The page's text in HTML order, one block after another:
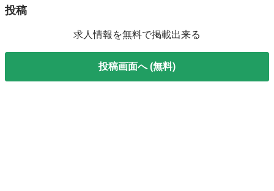
投稿
求人情報を無料で掲載出来る
投稿画面へ (無料)